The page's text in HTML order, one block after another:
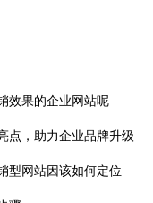
效果的企业网站呢
点，助力企业品牌升级
型网站因该如何定位